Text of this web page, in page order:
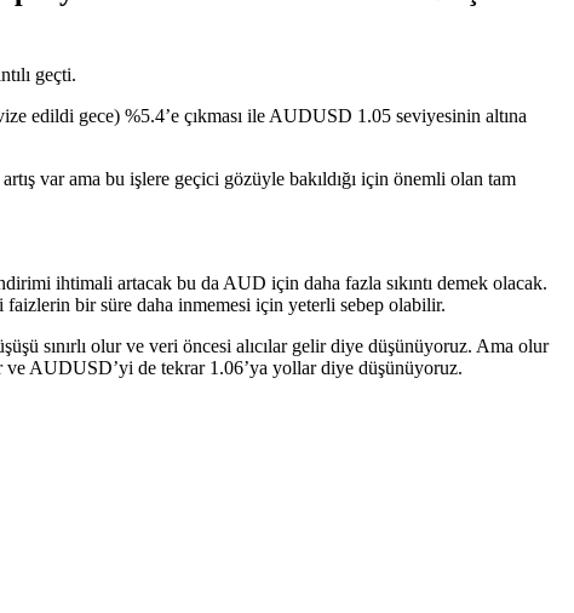
geçti.
edildi gece) %5.4’e çıkması ile AUDUSD 1.05 seviyesinin altına
var ama bu işlere geçici gözüyle bakıldığı için önemli olan tam
ihtimali artacak bu da AUD için daha fazla sıkıntı demek olacak.
faizlerin bir süre daha inmemesi için yeterli sebep olabilir.
sınırlı olur ve veri öncesi alıcılar gelir diye düşünüyoruz. Ama olur
ve AUDUSD’yi de tekrar 1.06’ya yollar diye düşünüyoruz.